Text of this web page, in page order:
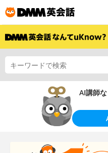
AI講師